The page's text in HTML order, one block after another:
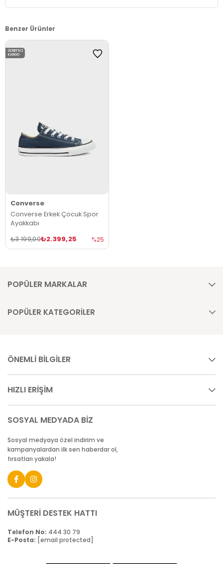
Benzer Ürünler
Converse
Converse Erkek Çocuk Spor
Ayakkabı
₺2.399,25
₺3.199,00 %25
ÜCRETSIZ
KARGO
POPÜLER MARKALAR
POPÜLER KATEGORİLER
ÖNEMLİ BİLGİLER
HIZLI ERİŞİM
SOSYAL MEDYADA BİZ
Sosyal medyaya özel indirim ve
kampanyalardan ilk sen haberdar ol,
fırsatları yakala!
MÜŞTERİ DESTEK HATTI
Telefon No: 444 30 79
E-Posta: [email protected]